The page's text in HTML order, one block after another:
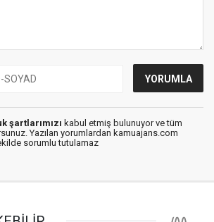
şartlarımızı kabul etmiş bulunuyor ve tüm
Yazılan yorumlardan kamuajans.com
sorumlu tutulamaz